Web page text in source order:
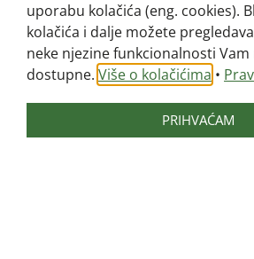
Akreditacije i certifikati »
Upravno vijeće »
Stručno vijeće »
Financijski plan / Godišnja
izvješća »
uporabu kolačića (eng. cookies).
kolačića i dalje možete
neke njezine funkcionalnosti Vam
dostupne. Više o kolačićima •
PRIHVAĆAM